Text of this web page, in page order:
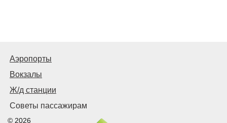
Аэропорты
Вокзалы
Ж/д станции
Советы пассажирам
© 2026